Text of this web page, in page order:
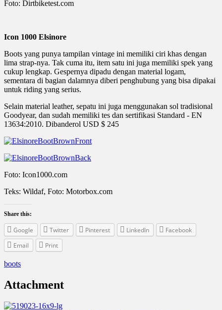
Foto: Dirtbiketest.com
Icon 1000 Elsinore
Boots yang punya tampilan vintage ini memiliki ciri khas dengan
lima strap-nya. Tak cuma itu, item satu ini juga memiliki spek yang
cukup lengkap. Gespernya dipadu dengan material logam,
sementara di bagian dalamnya diberi penghubung yang bisa dipakai
untuk riding yang serius.
Selain material leather, sepatu ini juga menggunakan sol tradisional
Goodyear, dan sudah memiliki tes dan sertifikasi Standard - EN
13634:2010. Dibanderol USD $ 245
Foto: Icon1000.com
Teks: Wildaf, Foto: Motorbox.com
Share this:
Google Twitter Pinterest LinkedIn
Facebook
Email
Print
boots
Attachment